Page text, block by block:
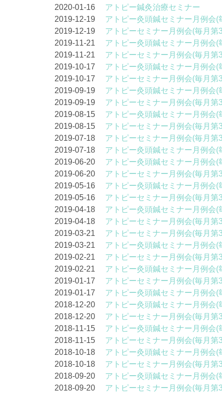
2020-01-16 アトピー鍼灸治療セミナー
2019-12-19 アトピー灸頭鍼セミナー月例会(
2019-12-19 アトピーセミナー月例会(毎月第
2019-11-21 アトピー灸頭鍼セミナー月例会(
2019-11-21 アトピーセミナー月例会(毎月第
2019-10-17 アトピー灸頭鍼セミナー月例会(
2019-10-17 アトピーセミナー月例会(毎月第
2019-09-19 アトピー灸頭鍼セミナー月例会(
2019-09-19 アトピーセミナー月例会(毎月第
2019-08-15 アトピー灸頭鍼セミナー月例会(
2019-08-15 アトピーセミナー月例会(毎月第
2019-07-18 アトピーセミナー月例会(毎月第
2019-07-18 アトピー灸頭鍼セミナー月例会(
2019-06-20 アトピー灸頭鍼セミナー月例会(
2019-06-20 アトピーセミナー月例会(毎月第
2019-05-16 アトピー灸頭鍼セミナー月例会(
2019-05-16 アトピーセミナー月例会(毎月第
2019-04-18 アトピー灸頭鍼セミナー月例会(
2019-04-18 アトピーセミナー月例会(毎月第
2019-03-21 アトピーセミナー月例会(毎月第
2019-03-21 アトピー灸頭鍼セミナー月例会(
2019-02-21 アトピーセミナー月例会(毎月第
2019-02-21 アトピー灸頭鍼セミナー月例会(
2019-01-17 アトピーセミナー月例会(毎月第
2019-01-17 アトピー灸頭鍼セミナー月例会(
2018-12-20 アトピー灸頭鍼セミナー月例会(
2018-12-20 アトピーセミナー月例会(毎月第
2018-11-15 アトピー灸頭鍼セミナー月例会(
2018-11-15 アトピーセミナー月例会(毎月第
2018-10-18 アトピー灸頭鍼セミナー月例会(
2018-10-18 アトピーセミナー月例会(毎月第
2018-09-20 アトピー灸頭鍼セミナー月例会(
2018-09-20 アトピーセミナー月例会(毎月第